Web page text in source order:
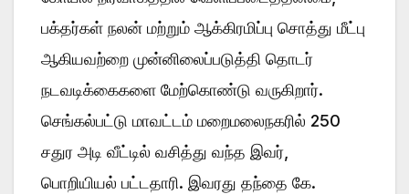
பக்தர்கள் நலன் மற்றும் ஆக்கிரமிப்பு சொத்து மீட்பு
ஆகியவற்றை முன்னிலைப்படுத்தி தொடர்
நடவடிக்கைகளை மேற்கொண்டு வருகிறார்.
செங்கல்பட்டு மாவட்டம் மறைமலைநகரில் 250
சதுர அடி வீட்டில் வசித்து வந்த இவர்,
பொறியியல் பட்டதாரி. இவரது தந்தை கே.